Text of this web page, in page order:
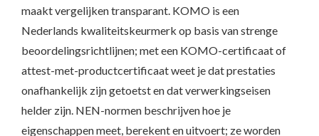
maakt vergelijken transparant. KOMO is een
Nederlands kwaliteitskeurmerk op basis van strenge
beoordelingsrichtlijnen; met een KOMO-certificaat of
attest-met-productcertificaat weet je dat prestaties
onafhankelijk zijn getoetst en dat verwerkingseisen
helder zijn. NEN-normen beschrijven hoe je
eigenschappen meet, berekent en uitvoert; ze worden